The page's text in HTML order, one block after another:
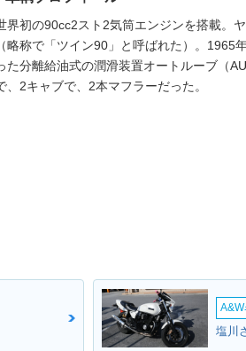
界初の90cc2スト2気筒エンジンを搭載。
（略称で「ツイン90」と呼ばれた）。
た分離給油式の潤滑装置オートルーブ（
、2キャブで、2本マフラーだった。
塩川